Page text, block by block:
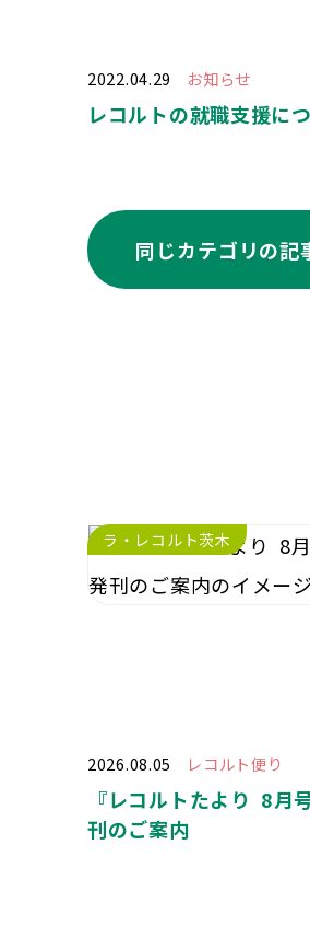
2022.04.29 お知らせ
レコルトの就職支援に
同じカテゴリの記
ラ・レコルト茨木
2026.08.05 レコルト便り
『レコルトたより 8月
刊のご案内